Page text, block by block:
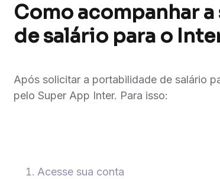
Como acompanhar
de salário para o
Após solicitar a portabilidade de salário
pelo Super App Inter. Para isso:
Acesse sua conta